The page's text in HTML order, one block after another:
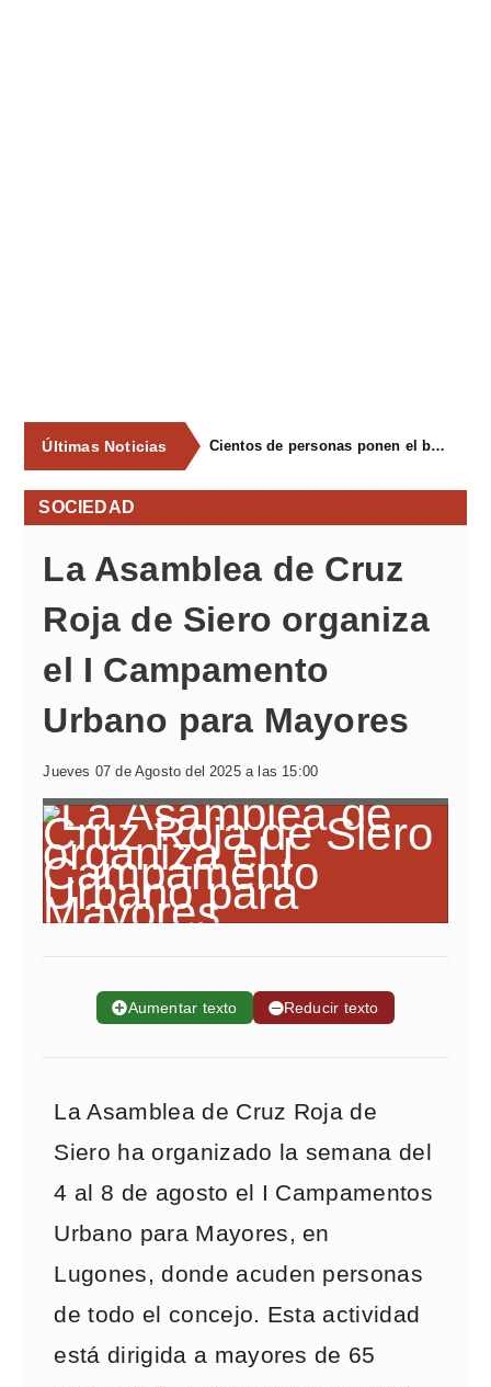
Últimas Noticias Cientos de personas ponen el broche final a las fiestas de La Salud de Lieres con la tradicional merienda
SOCIEDAD
La Asamblea de Cruz
Roja de Siero organiza
el I Campamento
Urbano para Mayores
Jueves 07 de Agosto del 2025 a las 15:00
➕Aumentar texto ➖Reducir texto
La Asamblea de Cruz Roja de
Siero ha organizado la semana del
4 al 8 de agosto el I Campamentos
Urbano para Mayores, en
Lugones, donde acuden personas
de todo el concejo. Esta actividad
está dirigida a mayores de 65